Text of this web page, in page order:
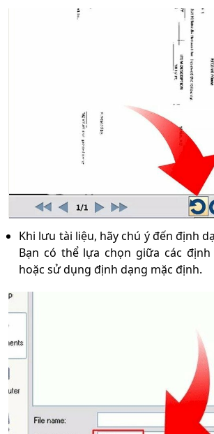
Khi lưu tài liệu, hãy chú ý đến định
Bạn có thể lựa chọn giữa các
hoặc sử dụng định dạng mặc định.